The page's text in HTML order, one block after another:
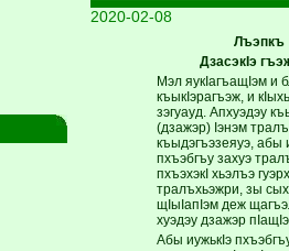
2020-02-08
ДзасэкIэ
Мэл яукIагъащIэм и
къыкIэрагъэж, и
зэгуауд. Апхуэдэу
(дзажэр) Iэнэм
къыдэгъэзеяуэ,
пхъэбгъу захуэ
пхъэхэкI хьэлъэ
тралъхьэжри, зы
щIыIапIэм деж
хуэдэу дзажэр
Абы иужькIэ